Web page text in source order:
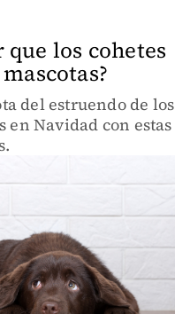
que los cohetes
del estruendo de los
Navidad con estas